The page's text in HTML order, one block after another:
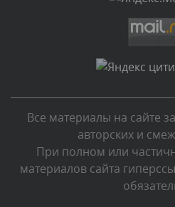
Текст комментария будет
администратором.
Комментарий
Текст комментария будет
администратором.
Все материалы на сайте
авторских и
При полном или
материалов сайта